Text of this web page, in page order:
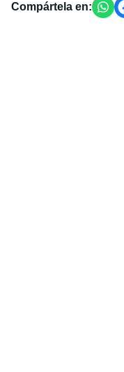
Compártela en: